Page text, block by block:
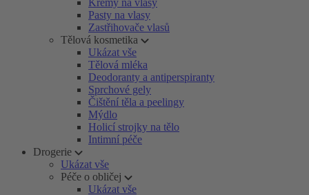
Krémy na vlasy
Pasty na vlasy
Zastřihovače vlasů
Tělová kosmetika
Ukázat vše
Tělová mléka
Deodoranty a antiperspiranty
Sprchové gely
Čištění těla a peelingy
Mýdlo
Holicí strojky na tělo
Intimní péče
Drogerie
Ukázat vše
Péče o obličej
Ukázat vše